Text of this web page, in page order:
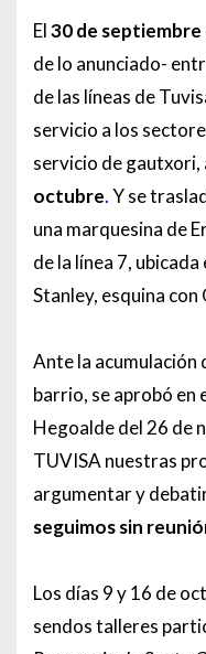
El30 de septiembre
de lo anunciado-
de las líneas de
servicio a los
servicio de gautxori,
octubre.Y se
una marquesina de
de la línea 7,
Stanley, esquina
Ante la acumulación
barrio, se aprobó
Hegoalde del 26 de
TUVISA nuestras
argumentar y
seguimos sin
Los días 9 y 16 de
sendos talleres